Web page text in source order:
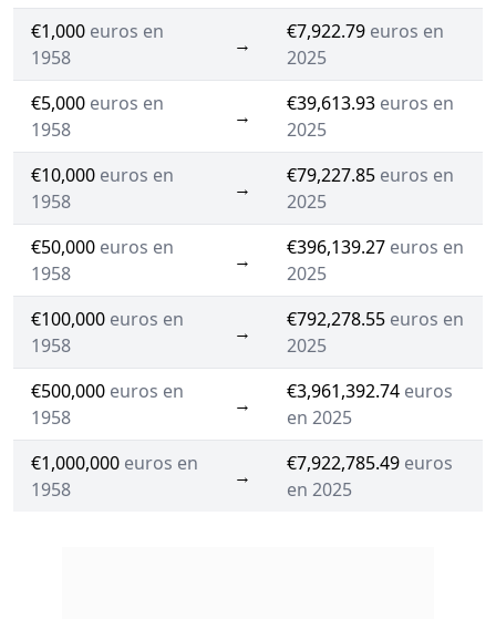
€1,000 euros en
1958
→
€7,922.79 euros en
2025
€5,000 euros en
1958
→
€39,613.93 euros en
2025
€10,000 euros en
1958
→
€79,227.85 euros en
2025
€50,000 euros en
1958
→
€396,139.27 euros en
2025
€100,000 euros en
1958
→
€792,278.55 euros en
2025
€500,000 euros en
1958
→
€3,961,392.74 euros
en 2025
€1,000,000 euros en
1958
→
€7,922,785.49 euros
en 2025